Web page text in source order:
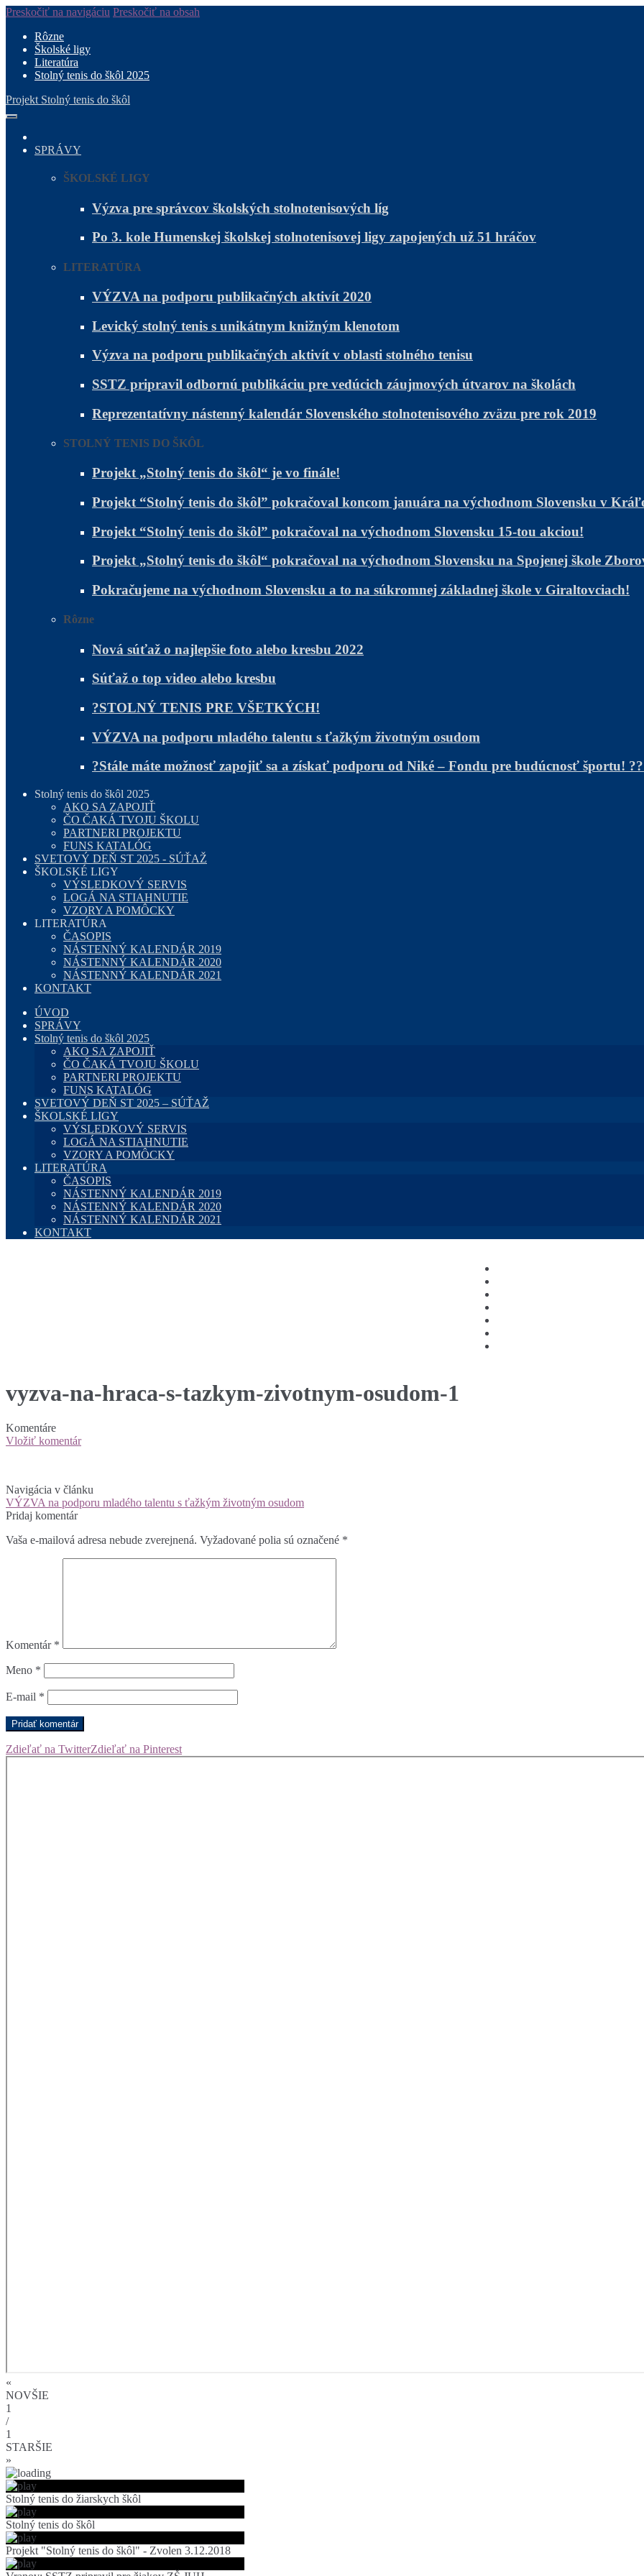
Preskočiť na navigáciu Preskočiť na obsah
Rôzne
Školské ligy
Literatúra
Stolný tenis do škôl 2025
Projekt Stolný tenis do škôl
SPRÁVY
ŠKOLSKÉ LIGY
Výzva pre správcov školských stolnotenisových líg
Po 3. kole Humenskej školskej stolnotenisovej ligy zapojených už 51 hráčov
LITERATÚRA
VÝZVA na podporu publikačných aktivít 2020
Levický stolný tenis s unikátnym knižným klenotom
Výzva na podporu publikačných aktivít v oblasti stolného tenisu
SSTZ pripravil odbornú publikáciu pre vedúcich záujmových útvarov na školách
Reprezentatívny nástenný kalendár Slovenského stolnotenisového zväzu pre rok 2019
STOLNÝ TENIS DO ŠKÔL
Projekt „Stolný tenis do škôl“ je vo finále!
Projekt “Stolný tenis do škôl” pokračoval koncom januára na východnom Slovensku v
Projekt “Stolný tenis do škôl” pokračoval na východnom Slovensku 15-tou akciou!
Projekt „Stolný tenis do škôl“ pokračoval na východnom Slovensku na Spojenej škole
Pokračujeme na východnom Slovensku a to na súkromnej základnej škole v Giraltovciach!
Rôzne
Nová súťaž o najlepšie foto alebo kresbu 2022
Súťaž o top video alebo kresbu
?STOLNÝ TENIS PRE VŠETKÝCH!
VÝZVA na podporu mladého talentu s ťažkým životným osudom
?Stále máte možnosť zapojiť sa a získať podporu od Niké – Fondu pre budúcnosť športu!
Stolný tenis do škôl 2025
AKO SA ZAPOJIŤ
ČO ČAKÁ TVOJU ŠKOLU
PARTNERI PROJEKTU
FUNS KATALÓG
SVETOVÝ DEŇ ST 2025 - SÚŤAŽ
ŠKOLSKÉ LIGY
VÝSLEDKOVÝ SERVIS
LOGÁ NA STIAHNUTIE
VZORY A POMÔCKY
LITERATÚRA
ČASOPIS
NÁSTENNÝ KALENDÁR 2019
NÁSTENNÝ KALENDÁR 2020
NÁSTENNÝ KALENDÁR 2021
KONTAKT
ÚVOD
SPRÁVY
Stolný tenis do škôl 2025
AKO SA ZAPOJIŤ
ČO ČAKÁ TVOJU ŠKOLU
PARTNERI PROJEKTU
FUNS KATALÓG
SVETOVÝ DEŇ ST 2025 – SÚŤAŽ
ŠKOLSKÉ LIGY
VÝSLEDKOVÝ SERVIS
LOGÁ NA STIAHNUTIE
VZORY A POMÔCKY
LITERATÚRA
ČASOPIS
NÁSTENNÝ KALENDÁR 2019
NÁSTENNÝ KALENDÁR 2020
NÁSTENNÝ KALENDÁR 2021
KONTAKT
vyzva-na-hraca-s-tazkym-zivotnym-osudom-1
Komentáre
Vložiť komentár
Navigácia v článku
VÝZVA na podporu mladého talentu s ťažkým životným osudom
Pridaj komentár
Vaša e-mailová adresa nebude zverejnená. Vyžadované polia sú označené *
Komentár *
Meno *
E-mail *
Zdieľať na TwitterZdieľať na Pinterest
«
NOVŠIE
1
/
1
STARŠIE
»
Stolný tenis do žiarskych škôl
Stolný tenis do škôl
Projekt "Stolný tenis do škôl" - Zvolen 3.12.2018